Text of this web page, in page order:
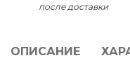
после доставки
ОПИСАНИЕ